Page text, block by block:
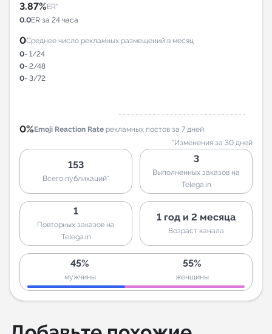
3.87%ER*
0.0ER за 24 часа
0Среднее число рекламных размещений в месяц
0- 1/24
0- 2/48
0- 3/72
0%Emoji Reaction Rate рекламных постов за 7 дней
*Изменения за 30 дней
153
Всего публикаций*
3
Выполненных заказов на
Telega.in
1
Повторных заказов на
Telega.in
1 год и 2 месяца
Возраст канала
45%
мужчины
55%
женщины